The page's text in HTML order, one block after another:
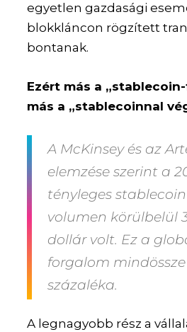
egyetlen gazdasági
blokkláncon rögzített
bontanak.
Ezért más a
más a „stablecoinnal
A McKinsey és az
elemzése szerint a
tényleges
volumen körülbelül
dollár volt. Ez a
forgalom
százaléka.
A legnagyobb rész a